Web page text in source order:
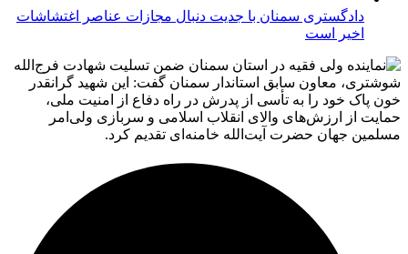
دادگستری سمنان با جدیت دنبال مجازات عناصر اغتشاشات
اخیر است